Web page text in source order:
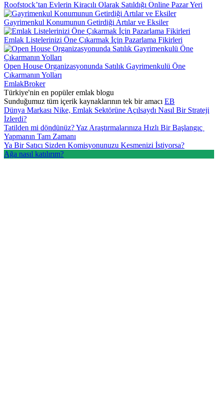
Roofstock’tan Evlerin Kiracılı Olarak Satıldığı Online Pazar Yeri
Gayrimenkul Konumunun Getirdiği Artılar ve Eksiler
Emlak Listelerinizi Öne Çıkarmak İçin Pazarlama Fikirleri
Open House Organizasyonunda Satılık Gayrimenkulü Öne
Çıkarmanın Yolları
EmlakBroker
Türkiye'nin en popüler emlak blogu
Sunduğumuz tüm içerik kaynaklarının tek bir amacı EB
Dünya Markası Nike, Emlak Sektörüne Açılsaydı Nasıl Bir Strateji
İzlerdi?
Tatilden mi döndünüz? Yaz Araştırmalarınıza Hızlı Bir Başlangıç ​​
Yapmanın Tam Zamanı
Ya Bir Satıcı Sizden Komisyonunuzu Kesmenizi İstiyorsa?
Ağa nasıl katılırım?